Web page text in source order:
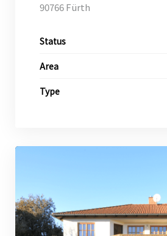
90766 Fürth
Status
Area
Type